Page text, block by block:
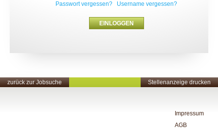
Passwort vergessen?
Username vergessen?
zurück zur Jobsuche Stellenanzeige drucken
Impressum
AGB